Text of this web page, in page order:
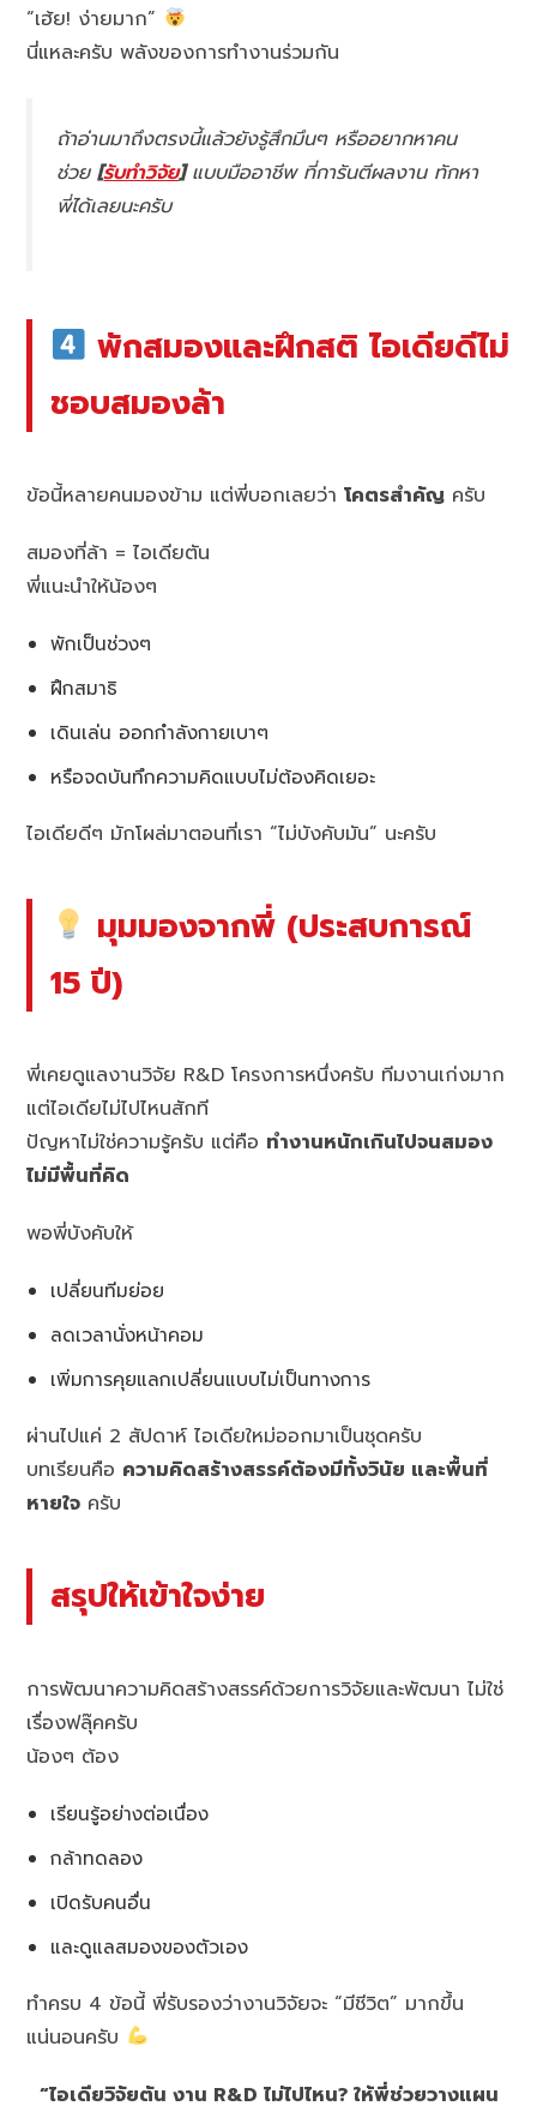
“เฮ้ย! ง่ายมาก”
นี่แหละครับ พลังของการทำงานร่วมกัน
ถ้าอ่านมาถึงตรงนี้แล้วยังรู้สึกมึนๆ หรืออยากหาคน
ช่วย[รับทำวิจัย]แบบมืออาชีพ ที่การันตีผลงาน ทักหา
พี่ได้เลยนะครับ
พักสมองและฝึกสติ ไอเดียดีไม่
ชอบสมองล้า
ข้อนี้หลายคนมองข้าม แต่พี่บอกเลยว่าโคตรสำคัญ ครับ
สมองที่ล้า = ไอเดียตัน
พี่แนะนำให้น้องๆ
พักเป็นช่วงๆ
ฝึกสมาธิ
เดินเล่น ออกกำลังกายเบาๆ
หรือจดบันทึกความคิดแบบไม่ต้องคิดเยอะ
ไอเดียดีๆ มักโผล่มาตอนที่เรา “ไม่บังคับมัน” นะครับ
มุมมองจากพี่ (ประสบการณ์
15 ปี)
พี่เคยดูแลงานวิจัย R&D โครงการหนึ่งครับ ทีมงานเก่งมาก
แต่ไอเดียไม่ไปไหนสักที
ปัญหาไม่ใช่ความรู้ครับ แต่คือ ทำงานหนักเกินไปจนสมอง
ไม่มีพื้นที่คิด
พอพี่บังคับให้
เปลี่ยนทีมย่อย
ลดเวลานั่งหน้าคอม
เพิ่มการคุยแลกเปลี่ยนแบบไม่เป็นทางการ
ผ่านไปแค่ 2 สัปดาห์ ไอเดียใหม่ออกมาเป็นชุดครับ
บทเรียนคือ ความคิดสร้างสรรค์ต้องมีทั้งวินัย และพื้นที่
หายใจ ครับ
สรุปให้เข้าใจง่าย
การพัฒนาความคิดสร้างสรรค์ด้วยการวิจัยและพัฒนา ไม่ใช่
เรื่องฟลุ๊คครับ
น้องๆ ต้อง
เรียนรู้อย่างต่อเนื่อง
กล้าทดลอง
เปิดรับคนอื่น
และดูแลสมองของตัวเอง
ทำครบ 4 ข้อนี้ พี่รับรองว่างานวิจัยจะ “มีชีวิต” มากขึ้น
แน่นอนครับ
“ไอเดียวิจัยตัน งาน R&D ไม่ไปไหน? ให้พี่ช่วยวางแผน